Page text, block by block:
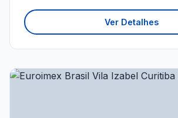
Ver Detalhes